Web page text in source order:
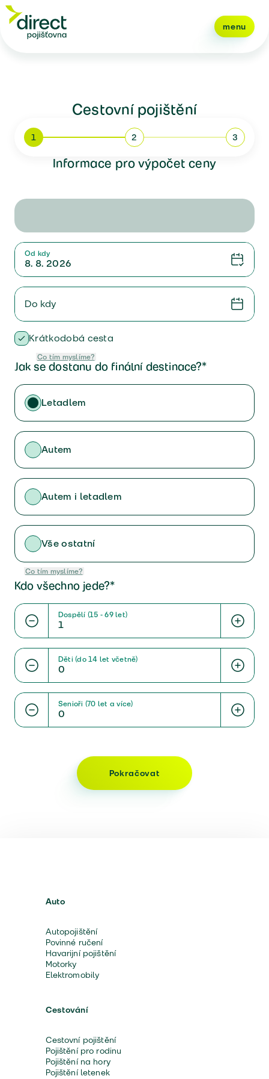
menu
Cestovní pojištění
1 2 3
Informace pro výpočet ceny
Od kdy
Do kdy
Krátkodobá cesta
Co tím myslíme?
Jak se dostanu do finální destinace?*
Letadlem
Autem
Autem i letadlem
Vše ostatní
Co tím myslíme?
Kdo všechno jede?*
Dospělí (15 - 69 let)
Děti (do 14 let včetně)
Senioři (70 let a více)
Pokračovat
Auto
Autopojištění
Povinné ručení
Havarijní pojištění
Motorky
Elektromobily
Cestování
Cestovní pojištění
Pojištění pro rodinu
Pojištění na hory
Pojištění letenek